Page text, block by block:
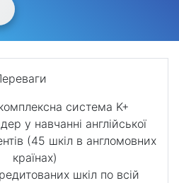
система K+
у навчанні англійської
(45 шкіл в англомовних
країнах)
шкіл по всій